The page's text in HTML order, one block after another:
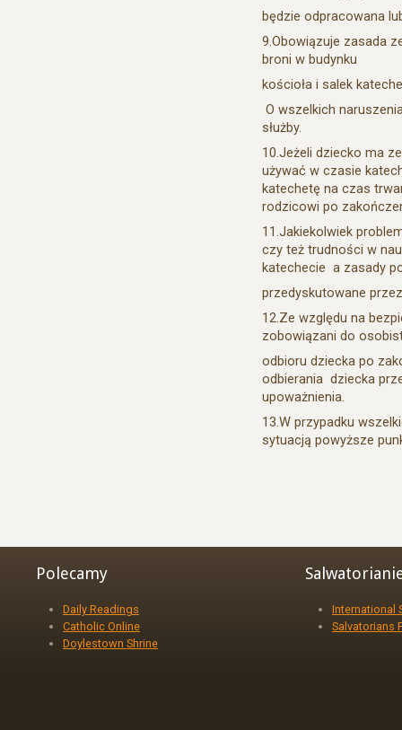
będzie odpracowana
9.Obowiązuje zasada
broni w budynku
kościoła i salek
O wszelkich
służby.
10.Jeżeli dziecko ma
używać w czasie
katechetę na czas
rodzicowi po
11.Jakiekolwiek
czy też trudności w
katechecie a zasady
przedyskutowane
12.Ze względu na
zobowiązani do
odbioru dziecka po
odbierania dziecka
upoważnienia.
13.W przypadku
sytuacją powyższe
Polecamy
Daily Readings
Catholic Online
Doylestown Shrine
International
Salvatorians